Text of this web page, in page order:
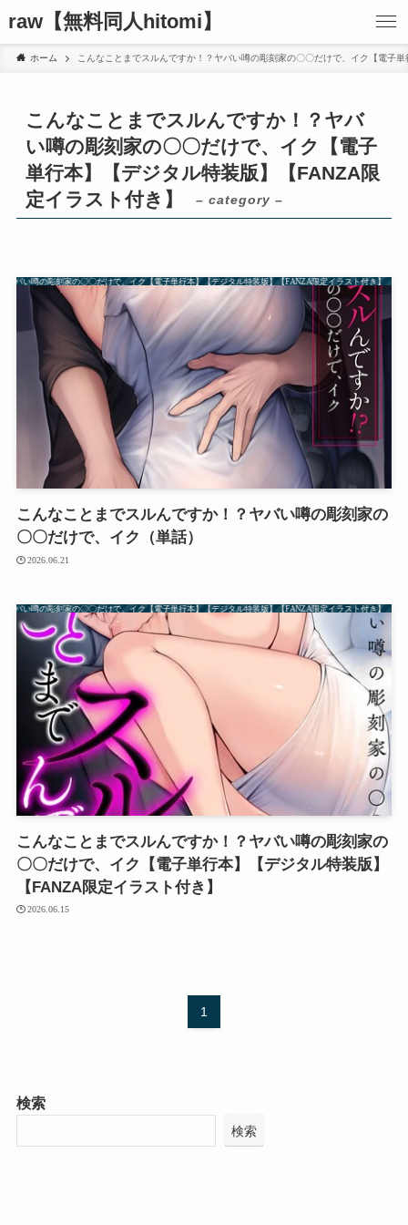
raw【無料同人hitomi】
ホーム こんなことまでスルんですか！？ヤバい噂の彫刻家の〇〇だけで、イク【電子
こんなことまでスルんですか！？ヤバ
い噂の彫刻家の〇〇だけで、イク【電子
単行本】【デジタル特装版】【FANZA限
定イラスト付き】
– category –
ヤバい噂の彫刻家の〇〇だけで、イク【電子単行本】【デジタル特装版】【FANZA限定イラスト付き】
こんなことまでスルんですか！？ヤバい噂の彫刻家の
〇〇だけで、イク（単話）
2026.06.21
ヤバい噂の彫刻家の〇〇だけで、イク【電子単行本】【デジタル特装版】【FANZA限定イラスト付き】
こんなことまでスルんですか！？ヤバい噂の彫刻家の
〇〇だけで、イク【電子単行本】【デジタル特装版】
【FANZA限定イラスト付き】
2026.06.15
1
検索
検索